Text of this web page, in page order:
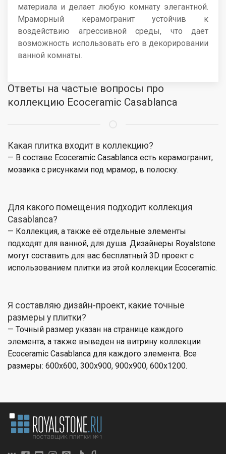
материала и делает любую комнату элегантной.
Мраморный керамогранит устойчив к
воздействию агрессивной среды, что дает
возможность использовать его в декорировании
ванной комнаты.
Ответы на частые вопросы про
коллекцию Ecoceramic Casablanca
Какая плитка входит в коллекцию?
— В составе Ecoceramic Casablanca есть керамогранит,
мозаика с рисунками под мрамор, в полоску.
Для какого помещения подходит коллекция
Casablanca?
— Коллекция, а также её отдельные элементы
подходят для ванной, для душа. Дизайнеры Royalstone
могут составить для вас бесплатный 3D проект с
использованием плитки из этой коллекции Ecoceramic.
Я составляю дизайн-проект, какие точные
размеры у плитки?
— Точный размер указан на странице каждого
элемента, а также выведен на витрину коллекции
Ecoceramic Casablanca для каждого элемента. Все
размеры: 600x600, 300x900, 900x900, 600x1200.